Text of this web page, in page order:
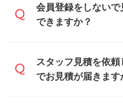
会員登録をしない
できますか？
可能です。見積・
トのまま進む』ボタ
スタッフ見積を依
でお見積が届きます